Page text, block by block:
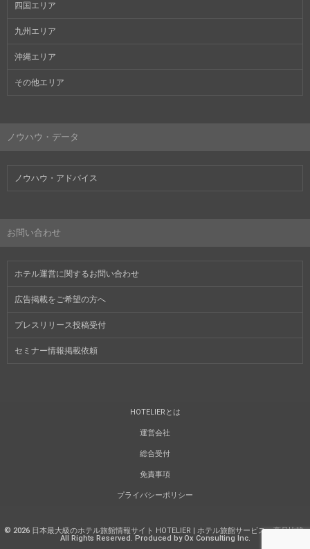
四国エリア
九州エリア
沖縄エリア
その他エリア
ノウハウ・データ
ノウハウ・アドバイス
お問い合わせ
ホテル運営に関するお問い合わせ
広告掲載をご希望の方へ
プレスリリース投稿受付
セミナー情報掲載依頼
HOTELIERとは
運営会社
総合受付
免責事項
プライバシーポリシー
© 2026 日本最大級のホテル旅館情報サイト HOTELIER | ホテル旅館サービス・商品比較.
All Rights Reserved. Produced by Ox Consulting Inc.